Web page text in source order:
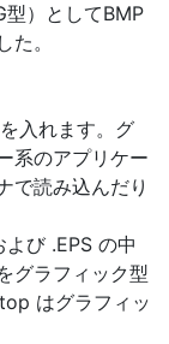
）としてBMP
。
入れます。グ
系のアプリケー
で読み込んだり
よび .EPS の中
グラフィック型
はグラフィッ